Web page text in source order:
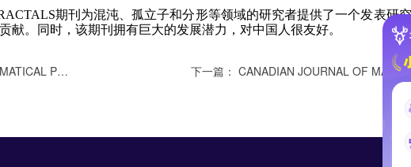
期刊为混沌、孤立子和分形等领域的研究者提供了一个发表研
献。同时，该期刊拥有巨大的发展潜力，对中国人很友好。
：数学物理期刊 下一篇： CANADIAN JOURNAL OF MATHEMATICS-JOURNAL CANADIEN DE